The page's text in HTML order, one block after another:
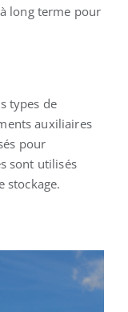
long terme pour
types de
auxiliaires
pour
sont utilisés
stockage.